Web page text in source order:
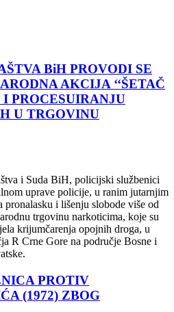
BiH PROVODI SE
AKCIJA ‘‘ŠETAČ
I PROCESUIRANJU
U TRGOVINU
i Suda BiH, policijski službenici
uprave policije, u ranim jutarnjim
pronalasku i lišenju slobode više od
trgovinu narkoticima, koje su
krijumčarenja opojnih droga, u
R Crne Gore na područje Bosne i
PROTIV
(1972) ZBOG